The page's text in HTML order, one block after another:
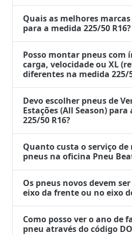
Quais as melhores
para a medida 225/50 R16?
Posso montar pneus com
carga, velocidade ou XL
diferentes na medida 225/
Devo escolher pneus de
Estações (All Season) para
225/50 R16?
Quanto custa o serviço
pneus na oficina Pneu
Os pneus novos devem
eixo da frente ou no eixo
Como posso ver o ano de
pneu através do código